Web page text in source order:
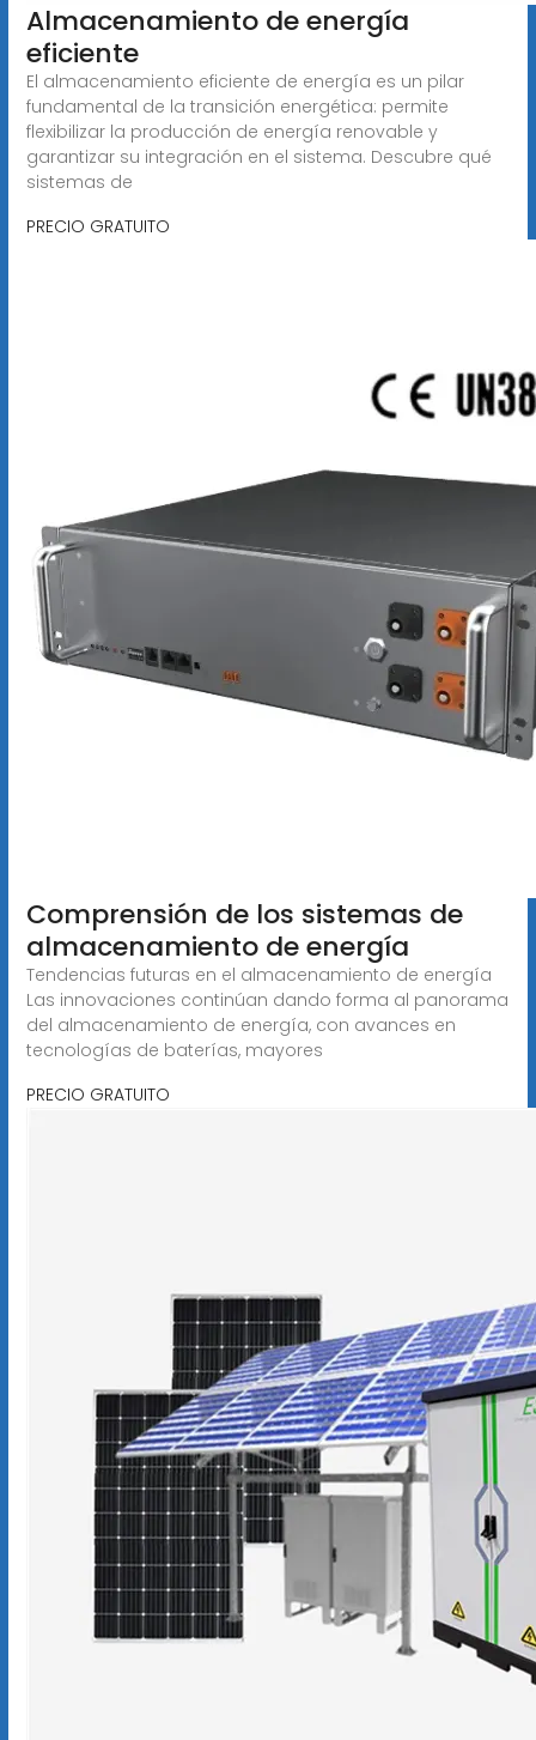
Almacenamiento de energía
eficiente
El almacenamiento eficiente de energía es un pilar
fundamental de la transición energética: permite
flexibilizar la producción de energía renovable y
garantizar su integración en el sistema. Descubre qué
sistemas de
PRECIO GRATUITO
Comprensión de los sistemas de
almacenamiento de energía
Tendencias futuras en el almacenamiento de energía
Las innovaciones continúan dando forma al panorama
del almacenamiento de energía, con avances en
tecnologías de baterías, mayores
PRECIO GRATUITO